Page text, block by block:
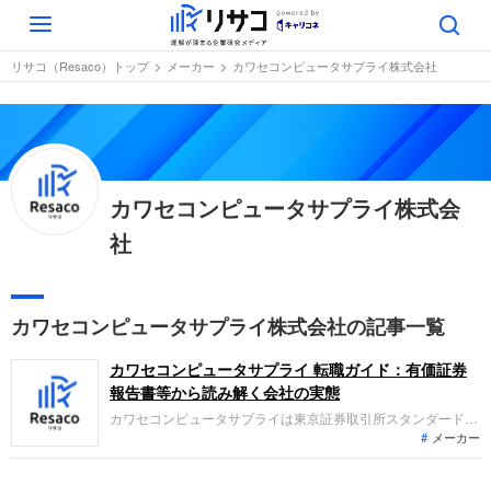
Toggle
navigation
リサコ（Resaco）トップ メーカー カワセコンピュータサプライ株式会社
カワセコンピュータサプライ株式会
社
カワセコンピュータサプライ株式会社の記事一覧
カワセコンピュータサプライ 転職ガイド：有価証券
報告書等から読み解く会社の実態
カワセコンピュータサプライは東京証券取引所スタンダード市
場および福岡証券取引所本則市場に上場する企業です。帳票デ
ザインから印刷までを行うビジネスフォーム事業と、データ印
メーカー